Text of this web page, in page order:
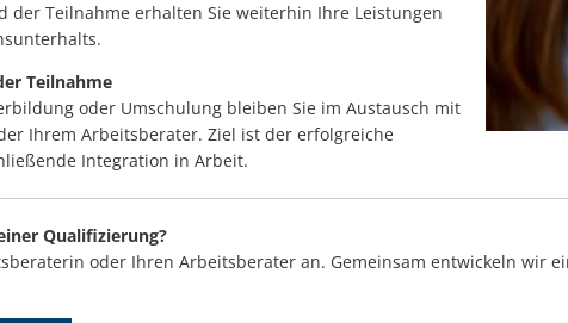
der Teilnahme erhalten Sie weiterhin Ihre Leistungen
Teilnahme
oder Umschulung bleiben Sie im Austausch mit
Ihrem Arbeitsberater. Ziel ist der erfolgreiche
Integration in Arbeit.
Qualifizierung?
oder Ihren Arbeitsberater an. Gemeinsam entwickeln wir